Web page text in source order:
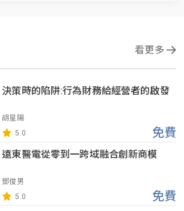
看更多
決策時的陷阱:行為財務給經營者的啟發
胡星陽
5.0 免費
遠東醫電從零到一跨域融合創新商模
鄧俊男
5.0
免費